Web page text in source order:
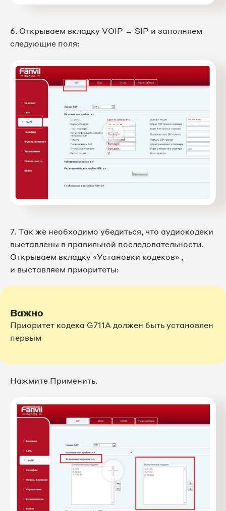
6. Открываем вкладку VOIP → SIP и заполняем
следующие поля:
7. Так же необходимо убедиться, что аудиокодеки
выставлены в правильной последовательности.
Открываем вкладку «Установки кодеков» ,
и выставляем приоритеты:
Важно
Приоритет кодека G711A должен быть установлен
первым
Нажмите Применить.